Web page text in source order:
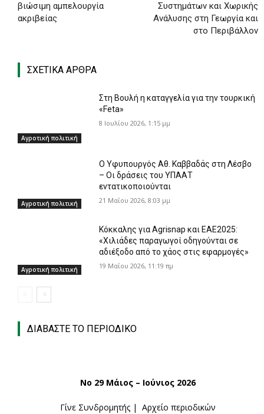
βιώσιμη αμπελουργία
ακριβείας
Συστημάτων και Χωρικής
Ανάλυσης στη Γεωργία και
στο Περιβάλλον
ΣΧΕΤΙΚΑ ΑΡΘΡΑ
Αγροτική πολιτική
Στη Βουλή η καταγγελία για την τουρκική
«Feta»
8 Ιουλίου 2026, 1:15 μμ
Αγροτική πολιτική
Ο Υφυπουργός Aθ. Καββαδάς στη Λέσβο
– Οι δράσεις του ΥΠΑΑΤ
εντατικοποιούνται
21 Μαΐου 2026, 8:03 μμ
Αγροτική πολιτική
Κόκκαλης για Agrisnap και ΕΑΕ2025:
«Χιλιάδες παραγωγοί οδηγούνται σε
αδιέξοδο από το χάος στις εφαρμογές»
19 Μαΐου 2026, 11:19 πμ
ΔΙΑΒΑΣΤΕ ΤΟ ΠΕΡΙΟΔΙΚΟ
Νο 29 Μάιος – Ιούνιος 2026
Γίνε Συνδρομητής | Αρχείο περιοδικών